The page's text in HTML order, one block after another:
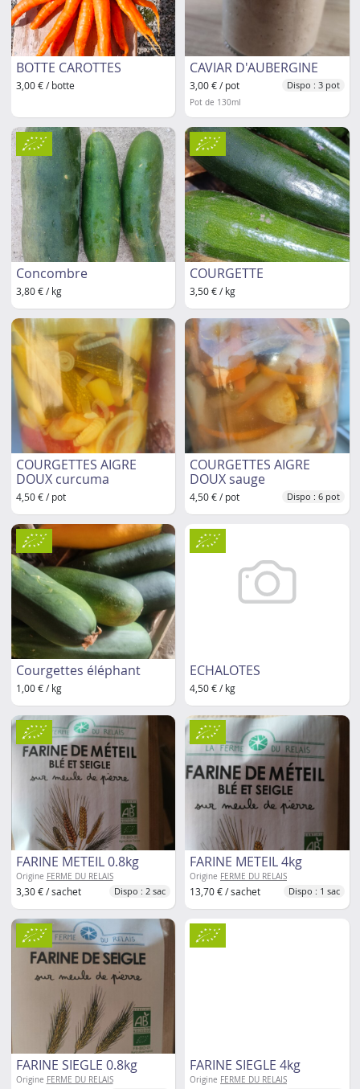
BOTTE CAROTTES
3,00 € / botte
CAVIAR D'AUBERGINE
3,00 € / pot Dispo : 3 pot
Pot de 130ml
Concombre
3,80 € / kg
COURGETTE
3,50 € / kg
COURGETTES AIGRE
DOUX curcuma
4,50 € / pot
COURGETTES AIGRE
DOUX sauge
4,50 € / pot Dispo : 6 pot
Courgettes éléphant
1,00 € / kg
ECHALOTES
4,50 € / kg
FARINE METEIL 0.8kg
Origine FERME DU RELAIS
3,30 € / sachet Dispo : 2 sac
FARINE METEIL 4kg
Origine FERME DU RELAIS
13,70 € / sachet Dispo : 1 sac
FARINE SIEGLE 0.8kg
Origine FERME DU RELAIS
FARINE SIEGLE 4kg
Origine FERME DU RELAIS